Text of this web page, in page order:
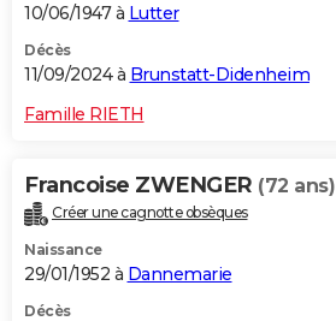
10/06/1947 à Lutter
Décès
11/09/2024 à Brunstatt-Didenheim
Famille RIETH
Francoise ZWENGER (72 ans)
Créer une cagnotte obsèques
Naissance
29/01/1952 à Dannemarie
Décès